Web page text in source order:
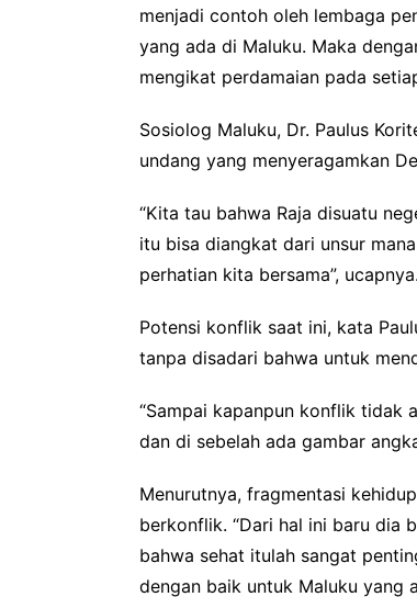
menjadi contoh oleh lembaga
yang ada di Maluku. Maka
mengikat perdamaian pada
Sosiolog Maluku, Dr. Paulus
undang yang menyeragamkan
“Kita tau bahwa Raja disuatu
itu bisa diangkat dari unsur
perhatian kita bersama”, ucapnya.
Potensi konflik saat ini, kata
tanpa disadari bahwa untuk
“Sampai kapanpun konflik tidak
dan di sebelah ada gambar
Menurutnya, fragmentasi
berkonflik. “Dari hal ini baru dia
bahwa sehat itulah sangat
dengan baik untuk Maluku yang